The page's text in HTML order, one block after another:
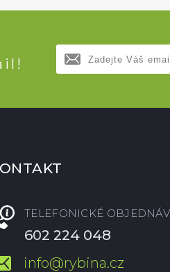
TELEFONICKÉ
602 224 048
info@rybina.cz